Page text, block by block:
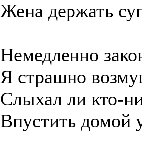
Жена держать
Немедленно
Я страшно
Слыхал ли кто-
Впустить домой